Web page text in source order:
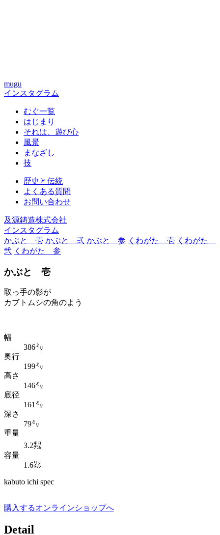
mugu
インスタグラム
むぐ一覧
はじまり
それは、遊び心
風景
まなざし
技
歴史と伝統
よくある質問
お問い合わせ
及源鋳造株式会社
インスタグラム
かぶと 壱 かぶと 弐 かぶと 参 くわがた 壱 くわがた
弐 くわがた 参
かぶと 壱
取っ手の影が
カブトムシの角のよう
幅
386㍉
奥行
199㍉
高さ
146㍉
底径
161㍉
深さ
79㍉
重量
3.2㌕
容量
1.6㍑
kabuto ichi spec
購入するオンラインショップへ
Detail